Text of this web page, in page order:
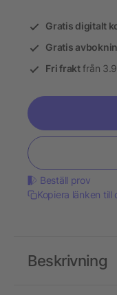
Gratis digitalt
Gratis
Fri fraktfrån
Beställ prov
Kopiera länken
Beskrivning